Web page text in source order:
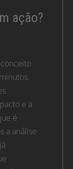
ação?
e a
é
a análise